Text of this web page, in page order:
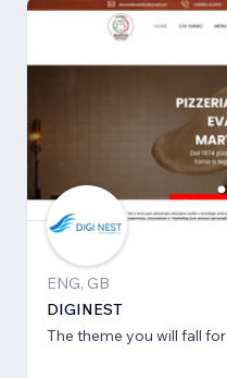
ENG, GB
DIGINEST
The theme you will fall for